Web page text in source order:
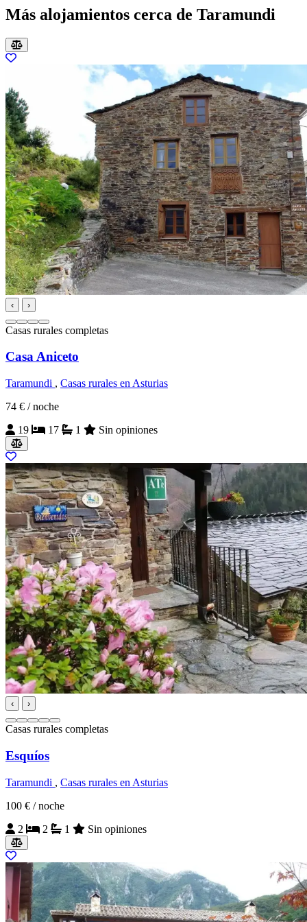
Más alojamientos cerca de Taramundi
‹ ›
Casas rurales completas
Casa Aniceto
Taramundi , Casas rurales en Asturias
74 € / noche
19
17 1 Sin opiniones
‹ ›
Casas rurales completas
Esquíos
Taramundi , Casas rurales en Asturias
100 € / noche
2
2 1 Sin opiniones